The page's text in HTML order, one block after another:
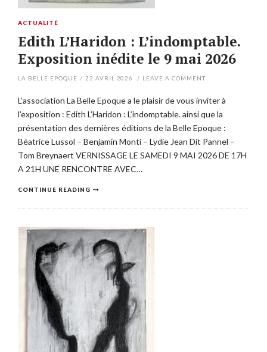
ACTUALITÉ
Edith L’Haridon : L’indomptable.
Exposition inédite le 9 mai 2026
LA BELLE EPOQUE / 22 AVRIL 2026 / LEAVE A COMMENT
L’association La Belle Epoque a le plaisir de vous inviter à
l’exposition : Edith L’Haridon : L’indomptable. ainsi que la
présentation des dernières éditions de la Belle Epoque :
Béatrice Lussol – Benjamin Monti – Lydie Jean Dit Pannel –
Tom Breynaert VERNISSAGE LE SAMEDI 9 MAI 2026 DE 17H
A 21H UNE RENCONTRE AVEC…
CONTINUE READING